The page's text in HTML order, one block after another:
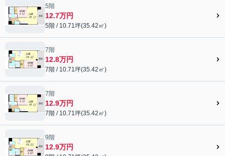
5階
12.7万円
5階 / 10.71坪(35.42㎡)
7階
12.8万円
7階 / 10.71坪(35.42㎡)
7階
12.9万円
7階 / 10.71坪(35.42㎡)
9階
12.9万円